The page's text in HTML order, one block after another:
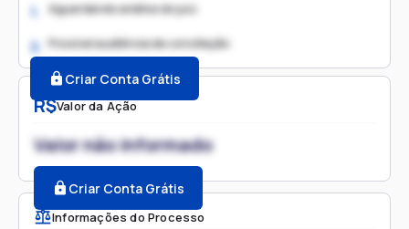
R$Valor da Ação
Valor não informado
Criar Conta Grátis
Informações do Processo
1. Aguardando análise do juiz
2. Possível audiência de conciliação
Criar Conta Grátis